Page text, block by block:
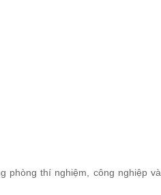
phòng thí nghiệm, công nghiệp và